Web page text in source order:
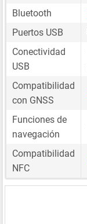
Bluetooth
Puertos USB
Conectividad
USB
Compatibilidad
con GNSS
Funciones de
navegación
Compatibilidad
NFC